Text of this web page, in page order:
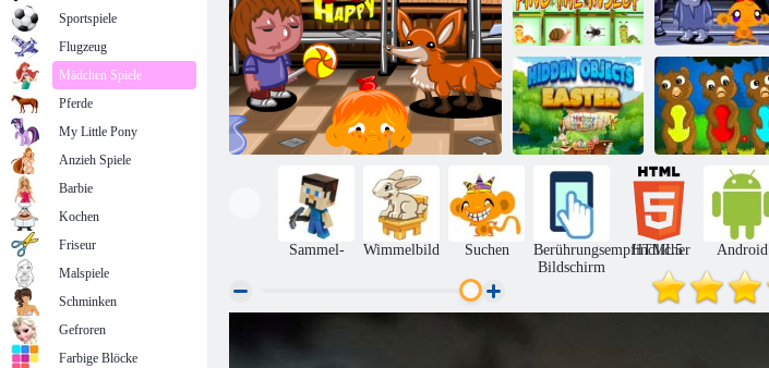
Finde das Insekt
Monkey Go
Happy Stage
343,
Wimmelbild
Ostern
Rette den Hund
Sammel- Wimmelbild Suchen
Berührungsempfindlicher
Bildschirm
HTML5 Android
Sportspiele
Flugzeug
Mädchen Spiele
Pferde
My Little Pony
Anzieh Spiele
Barbie
Kochen
Friseur
Malspiele
Schminken
Gefroren
Farbige Blöcke